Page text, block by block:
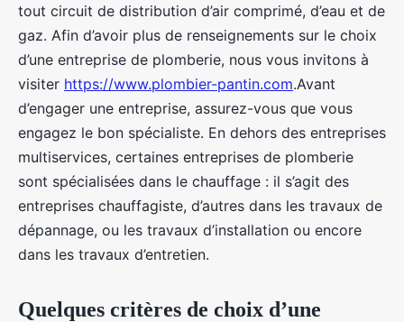
tout circuit de distribution d’air comprimé, d’eau et de
gaz. Afin d’avoir plus de renseignements sur le choix
d’une entreprise de plomberie, nous vous invitons à
visiter https://www.plombier-pantin.com.Avant
d’engager une entreprise, assurez-vous que vous
engagez le bon spécialiste. En dehors des entreprises
multiservices, certaines entreprises de plomberie
sont spécialisées dans le chauffage : il s’agit des
entreprises chauffagiste, d’autres dans les travaux de
dépannage, ou les travaux d’installation ou encore
dans les travaux d’entretien.
Quelques critères de choix d’une